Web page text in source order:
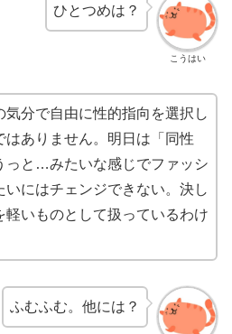
こうはい
ひとつめは？
気分で自由に性的指向を選択し
はありません。明日は「同性
っと…みたいな感じでファッシ
いにはチェンジできない。決し
軽いものとして扱っているわけ
ふむふむ。他には？